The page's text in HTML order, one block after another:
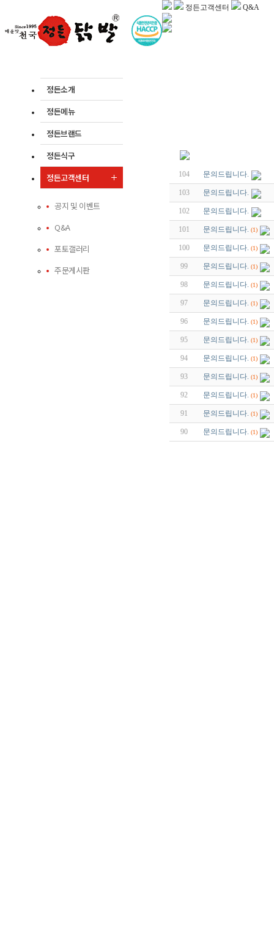
정든소개
정든메뉴
정든브랜드
정든식구
정든고객센터
공지 및 이벤트
Q&A
포토갤러리
주문게시판
정든고객센터 Q&A
104 문의드립니다.
103 문의드립니다.
102 문의드립니다.
101 문의드립니다. (1)
100 문의드립니다. (1)
99 문의드립니다. (1)
98 문의드립니다. (1)
97 문의드립니다. (1)
96 문의드립니다. (1)
95 문의드립니다. (1)
94 문의드립니다. (1)
93 문의드립니다. (1)
92 문의드립니다. (1)
91 문의드립니다. (1)
90 문의드립니다. (1)